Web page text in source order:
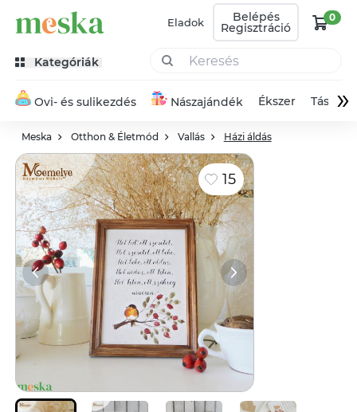
Eladok Belépés
Regisztráció
0
Kategóriák
Ovi- és sulikezdés Nászajándék Ékszer Táska»
Meska Otthon & Életmód Vallás Házi áldás
15